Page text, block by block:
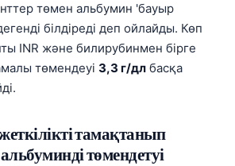
төмен альбумин 'бауыр
дегенді білдіреді деп ойлайды. Көп
INR және билирубинмен бірге
төмендеуі 3,3 г/дл басқа
тамақтанып
төмендетуі